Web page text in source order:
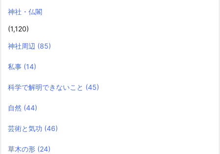
神社・仏閣
(1,120)
神社周辺 (85)
私事 (14)
科学で解明できないこと (45)
自然 (44)
芸術と気功 (46)
草木の形 (24)